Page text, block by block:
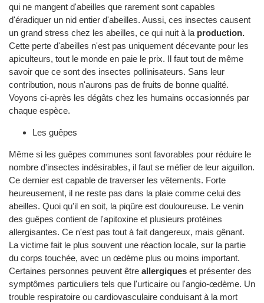
qui ne mangent d'abeilles que rarement sont capables
d'éradiquer un nid entier d'abeilles. Aussi, ces insectes causent
un grand stress chez les abeilles, ce qui nuit à la production.
Cette perte d'abeilles n'est pas uniquement décevante pour les
apiculteurs, tout le monde en paie le prix. Il faut tout de même
savoir que ce sont des insectes pollinisateurs. Sans leur
contribution, nous n'aurons pas de fruits de bonne qualité.
Voyons ci-après les dégâts chez les humains occasionnés par
chaque espèce.
Les guêpes
Même si les guêpes communes sont favorables pour réduire le
nombre d'insectes indésirables, il faut se méfier de leur aiguillon.
Ce dernier est capable de traverser les vêtements. Forte
heureusement, il ne reste pas dans la plaie comme celui des
abeilles. Quoi qu'il en soit, la piqûre est douloureuse. Le venin
des guêpes contient de l'apitoxine et plusieurs protéines
allergisantes. Ce n'est pas tout à fait dangereux, mais gênant.
La victime fait le plus souvent une réaction locale, sur la partie
du corps touchée, avec un œdème plus ou moins important.
Certaines personnes peuvent être allergiques et présenter des
symptômes particuliers tels que l'urticaire ou l'angio-œdème. Un
trouble respiratoire ou cardiovasculaire conduisant à la mort